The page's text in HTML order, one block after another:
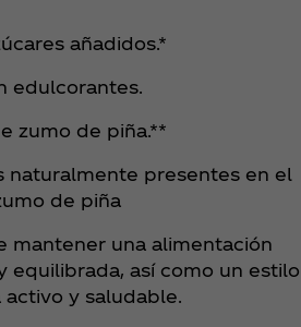
añadidos.*
edulcorantes.
zumo de piña.**
naturalmente presentes en el
de piña
mantener una alimentación
equilibrada, así como un estilo
activo y saludable.